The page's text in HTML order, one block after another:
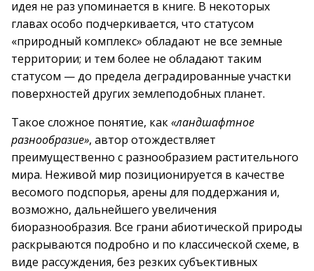
идея не раз упоминается в книге. В некоторых
главах особо подчеркивается, что статусом
«природный комплекс» обладают не все земные
территории; и тем более не обладают таким
статусом — до предела деградированные участки
поверхностей других землеподобных планет.
Такое сложное понятие, как«ландшафтное
разнообразие», автор отождествляет
преимущественно с разнообразием растительного
мира. Неживой мир позиционируется в качестве
весомого подспорья, арены для поддержания и,
возможно, дальнейшего увеличения
биоразнообразия. Все грани абиотической природы
раскрываются подробно и по классической схеме, в
виде рассуждения, без резких субъективных